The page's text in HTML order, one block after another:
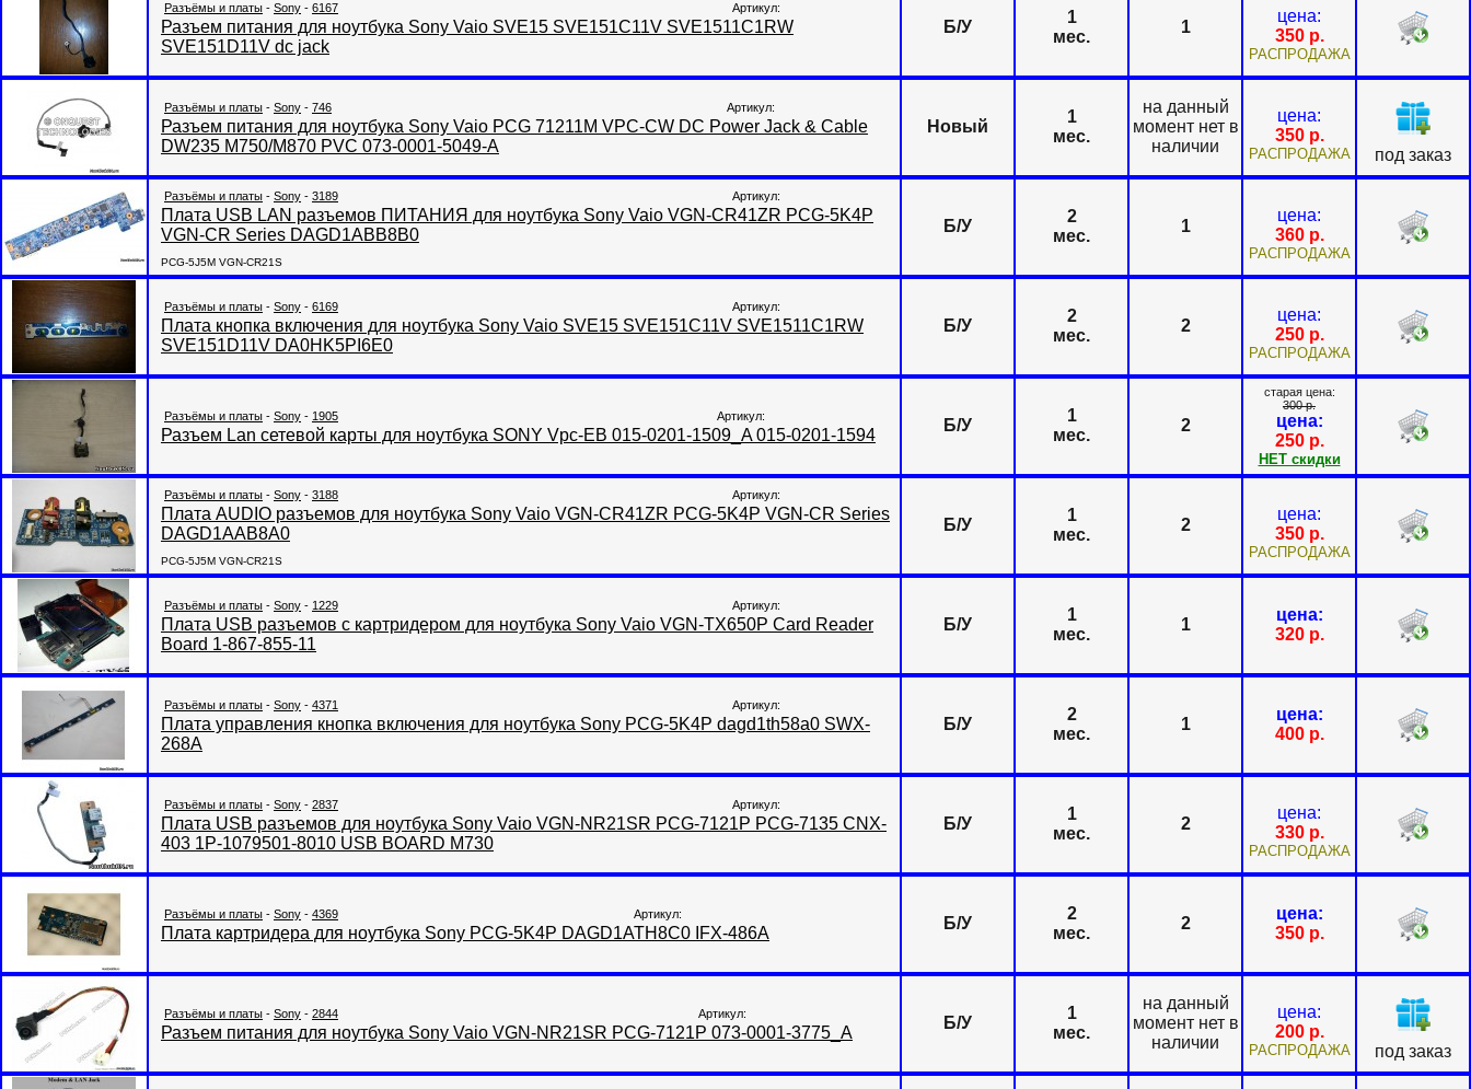
Разъёмы и платы - Sony - 6167 Артикул:
Разъем питания для ноутбука Sony Vaio SVE15 SVE151C11V SVE1511C1RW
SVE151D11V dc jack
Б/У
1
мес.
1
цена:
350р.
РАСПРОДАЖА
Разъёмы и платы - Sony - 746 Артикул:
Разъем питания для ноутбука Sony Vaio PCG 71211M VPC-CW DC Power Jack & Cable
DW235 M750/M870 PVC 073-0001-5049-A
Новый
1
мес.
на данный
момент нет в
наличии
цена:
350р.
РАСПРОДАЖА под заказ
Разъёмы и платы - Sony - 3189 Артикул:
Плата USB LAN разъемов ПИТАНИЯ для ноутбука Sony Vaio VGN-CR41ZR PCG-5K4P
VGN-CR Series DAGD1ABB8B0
PCG-5J5M VGN-CR21S
Б/У
2
мес.
1
цена:
360р.
РАСПРОДАЖА
Разъёмы и платы - Sony - 6169 Артикул:
Плата кнопка включения для ноутбука Sony Vaio SVE15 SVE151C11V SVE1511C1RW
SVE151D11V DA0HK5PI6E0
Б/У
2
мес.
2
цена:
250р.
РАСПРОДАЖА
Разъёмы и платы - Sony - 1905 Артикул:
Разъем Lan сетевой карты для ноутбука SONY Vpc-EB 015-0201-1509_A 015-0201-1594
Б/У
1
мес.
2
старая цена:
300р.
цена:
250р.
НЕТ скидки
Разъёмы и платы - Sony - 3188 Артикул:
Плата AUDIO разъемов для ноутбука Sony Vaio VGN-CR41ZR PCG-5K4P VGN-CR Series
DAGD1AAB8A0
PCG-5J5M VGN-CR21S
Б/У
1
мес.
2
цена:
350р.
РАСПРОДАЖА
Разъёмы и платы - Sony - 1229 Артикул:
Плата USB разъемов с картридером для ноутбука Sony Vaio VGN-TX650P Card Reader
Board 1-867-855-11
Б/У
1
мес.
1
цена:
320р.
Разъёмы и платы - Sony - 4371 Артикул:
Плата управления кнопка включения для ноутбука Sony PCG-5K4P dagd1th58a0 SWX-
268A
Б/У
2
мес.
1
цена:
400р.
Разъёмы и платы - Sony - 2837 Артикул:
Плата USB разъемов для ноутбука Sony Vaio VGN-NR21SR PCG-7121P PCG-7135 CNX-
403 1P-1079501-8010 USB BOARD M730
Б/У
1
мес.
2
цена:
330р.
РАСПРОДАЖА
Разъёмы и платы - Sony - 4369 Артикул:
Плата картридера для ноутбука Sony PCG-5K4P DAGD1ATH8C0 IFX-486A
Б/У
2
мес.
2
цена:
350р.
Разъёмы и платы - Sony - 2844 Артикул:
Разъем питания для ноутбука Sony Vaio VGN-NR21SR PCG-7121P 073-0001-3775_A
Б/У
1
мес.
на данный
момент нет в
наличии
цена:
200р.
РАСПРОДАЖА под заказ